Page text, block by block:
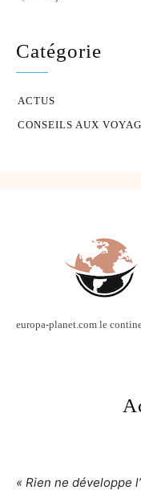
Catégorie
ACTUS
CONSEILS AUX
europa-planet.com le
« Rien ne développe